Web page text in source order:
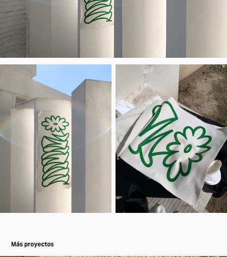
Más proyectos